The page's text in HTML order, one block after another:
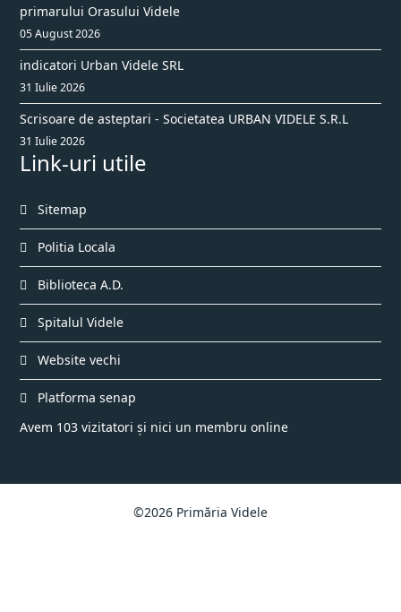
primarului Orasului Videle
05 August 2026
indicatori Urban Videle SRL
31 Iulie 2026
Scrisoare de asteptari - Societatea URBAN VIDELE S.R.L
31 Iulie 2026
Link-uri utile
Sitemap
Politia Locala
Biblioteca A.D.
Spitalul Videle
Website vechi
Platforma senap
Avem 103 vizitatori și nici un membru online
©2026 Primăria Videle